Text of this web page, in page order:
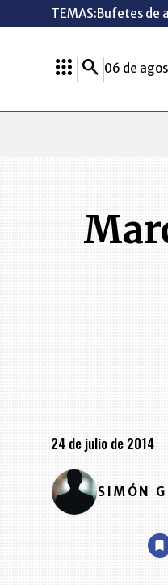
TEMAS:Bufetes de
06 de
24 de julio de 2014
SIMÓN